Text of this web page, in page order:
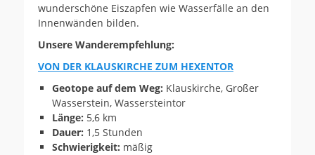
wunderschöne Eiszapfen wie Wasserfälle an den
Innenwänden bilden.
Unsere Wanderempfehlung:
VON DER KLAUSKIRCHE ZUM HEXENTOR
Geotope auf dem Weg: Klauskirche, Großer
Wasserstein, Wassersteintor
Länge: 5,6 km
Dauer: 1,5 Stunden
Schwierigkeit: mäßig